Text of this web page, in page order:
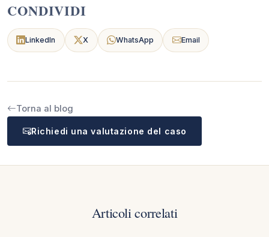
CONDIVIDI
LinkedIn X WhatsApp Email
Torna al blog
Richiedi una valutazione del caso
Articoli correlati